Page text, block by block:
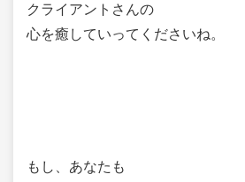
クライアントさんの
心を癒していってくださいね。
もし、あなたも